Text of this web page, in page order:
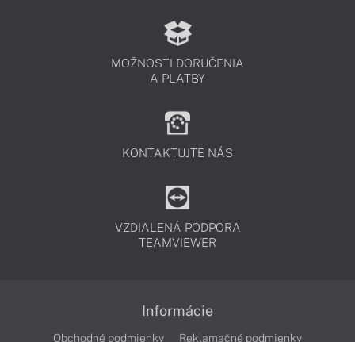
MOŽNOSTI DORUČENIA
A PLATBY
KONTAKTUJTE NÁS
VZDIALENÁ PODPORA
TEAMVIEWER
Informácie
Obchodné podmienky
Reklamačné podmienky